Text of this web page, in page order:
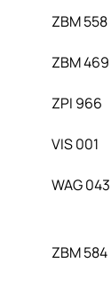
ZBM 558
ZBM 469
ZPI 966
VIS 001
WAG 043
ZBM 584